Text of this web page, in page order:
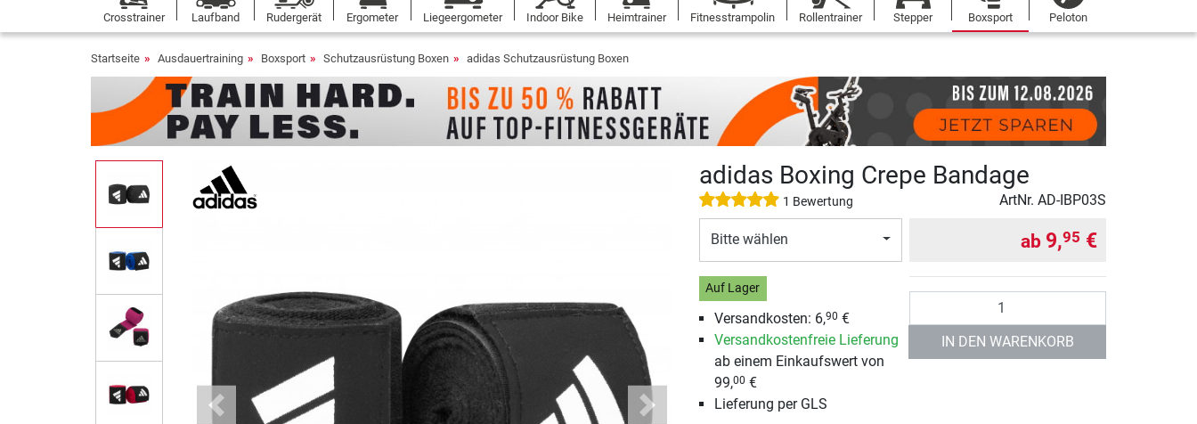
Crosstrainer Laufband Rudergerät Ergometer Liegeergometer Indoor Bike Heimtrainer Fitnesstrampolin Rollentrainer Stepper Boxsport Peloton
Startseite Ausdauertraining Boxsport Schutzausrüstung Boxen adidas Schutzausrüstung Boxen
Previous Next
adidas Boxing Crepe Bandage
1 Bewertung ArtNr. AD-IBP03S
Bitte wählen
Auf Lager
Versandkosten: 6,90 €
Versandkostenfreie Lieferung
ab einem Einkaufswert von
99,00 €
Lieferung per GLS
ab 9,95 €
IN DEN WARENKORB